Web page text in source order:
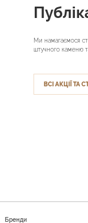
Ми намагаємося
штучного каменю
ВСІ АКЦІЇ ТА
Бренди